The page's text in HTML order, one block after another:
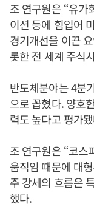
조 연구원은 “유가
이션 등에 힘입어
경기개선을 이끈
롯한 전 세계 주식
반도체분야는 4분
으로 꼽혔다. 양호
력도 높다고 평가
조 연구원은 “코스
움직임 때문에 대
주 강세의 흐름은
했다.